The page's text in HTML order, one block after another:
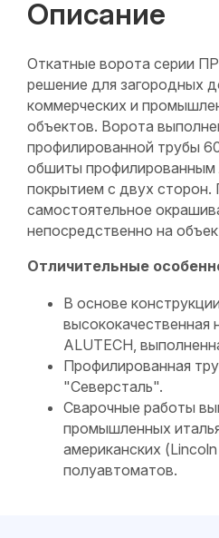
Описание
Откатные ворота серии
решение для загородных
коммерческих и
объектов. Ворота
профилированной трубы
обшиты
покрытием с двух сторон.
самостоятельное
непосредственно на
Отличительные
В основе
высококачественная
ALUTECH,
Профилированная
"Северсталь".
Сварочные работы
промышленных
американских
полуавтоматов.